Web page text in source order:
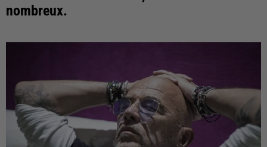
nombreux.